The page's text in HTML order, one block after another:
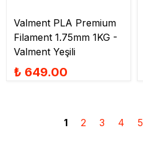
Valment PLA Premium
Filament 1.75mm 1KG -
Valment Yeşili
₺ 649.00
1 2 3 4 5